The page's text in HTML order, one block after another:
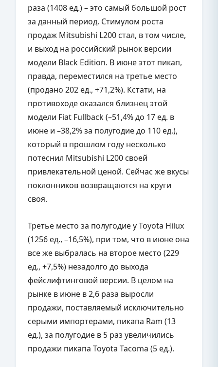
раза (1408 ед.) – это самый большой рост
за данный период. Стимулом роста
продаж Mitsubishi L200 стал, в том числе,
и выход на российский рынок версии
модели Black Edition. В июне этот пикап,
правда, переместился на третье место
(продано 202 ед., +71,2%). Кстати, на
противоходе оказался близнец этой
модели Fiat Fullback (–51,4% до 17 ед. в
июне и –38,2% за полугодие до 110 ед.),
который в прошлом году несколько
потеснил Mitsubishi L200 своей
привлекательной ценой. Сейчас же вкусы
поклонников возвращаются на круги
своя.
Третье место за полугодие у Toyota Hilux
(1256 ед., –16,5%), при том, что в июне она
все же выбралась на второе место (229
ед., +7,5%) незадолго до выхода
фейслифтинговой версии. В целом на
рынке в июне в 2,6 раза выросли
продажи, поставляемый исключительно
серыми импортерами, пикапа Ram (13
ед.), за полугодие в 5 раз увеличились
продажи пикапа Toyota Tacoma (5 ед.).